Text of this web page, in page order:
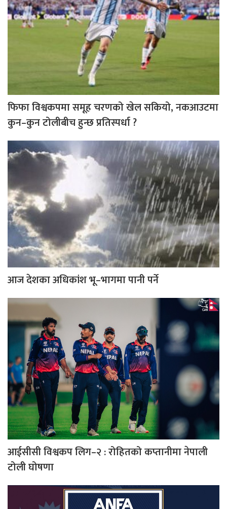
फिफा विश्वकपमा समूह चरणको खेल सकियो, नकआउटमा
कुन–कुन टोलीबीच हुन्छ प्रतिस्पर्धा ?
आज देशका अधिकांश भू–भागमा पानी पर्ने
आईसीसी विश्वकप लिग–२ : रोहितको कप्तानीमा नेपाली
टोली घोषणा